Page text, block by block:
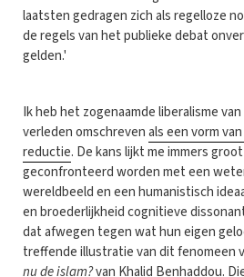
laatsten gedragen zich als regelloze
de regels van het publieke debat
gelden.'
Ik heb het zogenaamde liberalisme
verleden omschrevenals een vorm
reductie. De kans lijkt me immers
geconfronteerd worden met een
wereldbeeld en een humanistisch
en broederlijkheid cognitieve
dat afwegen tegen wat hun eigen
treffende illustratie van dit fenomeen
nu de islam?van Khalid Benhaddou.